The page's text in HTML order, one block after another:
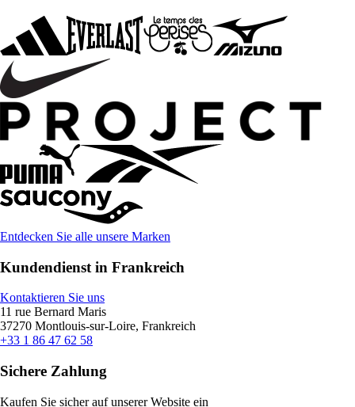
Entdecken Sie alle unsere Marken
Kundendienst in Frankreich
Kontaktieren Sie uns
11 rue Bernard Maris
37270 Montlouis-sur-Loire, Frankreich
+33 1 86 47 62 58
Sichere Zahlung
Kaufen Sie sicher auf unserer Website ein